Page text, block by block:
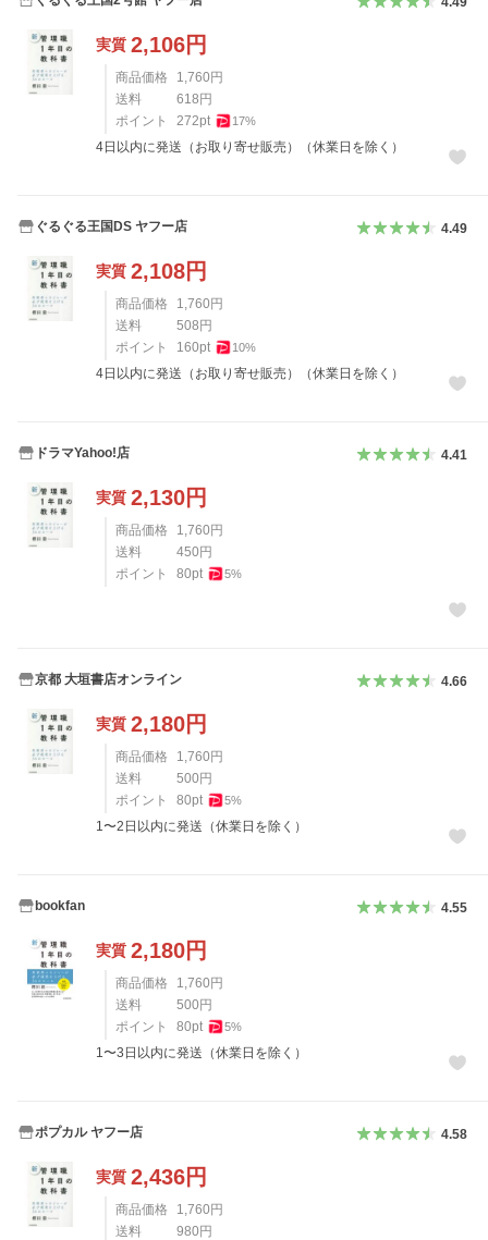
実質 2,106円
商品価格 1,760円
送料
618円
ポイント
272pt 17%
4日以内に発送（お取り寄せ販売）（休業日を除く）
ぐるぐる王国DS ヤフー店 4.49
実質 2,108円
商品価格 1,760円
送料
508円
ポイント
160pt 10%
4日以内に発送（お取り寄せ販売）（休業日を除く）
ドラマYahoo!店 4.41
実質 2,130円
商品価格 1,760円
送料
450円
ポイント
80pt 5%
京都 大垣書店オンライン 4.66
実質 2,180円
商品価格 1,760円
送料
500円
ポイント
80pt 5%
1〜2日以内に発送（休業日を除く）
bookfan 4.55
実質 2,180円
商品価格 1,760円
送料
500円
ポイント
80pt 5%
1〜3日以内に発送（休業日を除く）
ポプカル ヤフー店 4.58
実質 2,436円
商品価格 1,760円
送料
980円